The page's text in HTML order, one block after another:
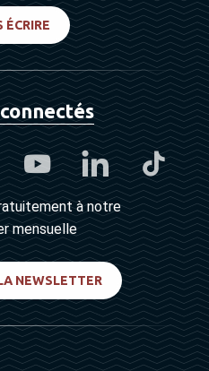
ÉCRIRE
à notre
mensuelle
NEWSLETTER